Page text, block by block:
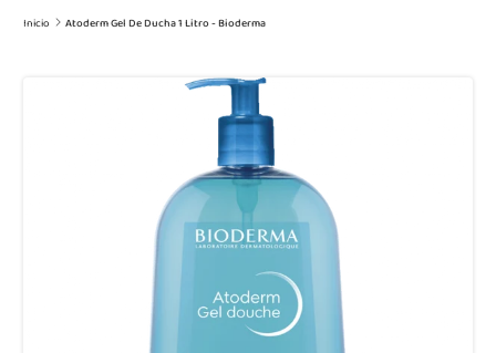
Inicio Atoderm Gel De Ducha 1 Litro - Bioderma